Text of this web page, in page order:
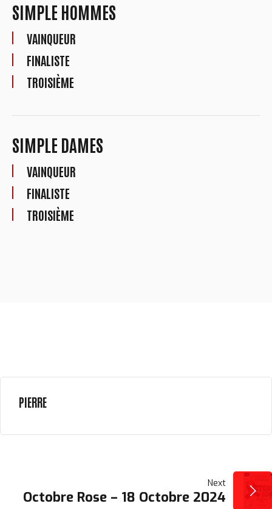
SIMPLE HOMMES
VAINQUEUR
FINALISTE
TROISIÈME
SIMPLE DAMES
VAINQUEUR
FINALISTE
TROISIÈME
PIERRE
NAVIGATION Next
Octobre Rose – 18 Octobre 2024